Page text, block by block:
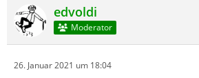
edvoldi
Moderator
26. Januar 2021 um 18:04